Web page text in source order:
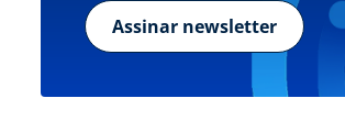
Assinar newsletter